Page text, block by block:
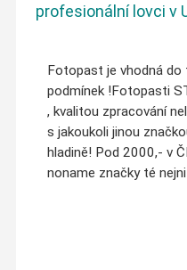
profesionální lovci v
Fotopast je vhodná do
podmínek !Fotopasti
, kvalitou zpracování
s jakoukoli jinou
hladině! Pod 2000,- v
noname značky té